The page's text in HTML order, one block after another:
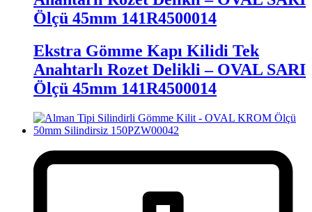
Ölçü 45mm 141R4500014
Ekstra Gömme Kapı Kilidi Tek
Anahtarlı Rozet Delikli – OVAL SARI
Ölçü 45mm 141R4500014